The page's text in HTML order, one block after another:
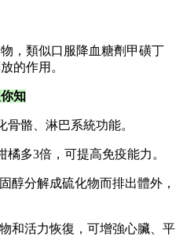
，類似口服降血糖劑甲磺丁
的作用。
知
骼、淋巴系統功能。
多3倍，可提高免疫能力。
醇分解成硫化物而排出體外，
和活力恢復，可增強心臟、平